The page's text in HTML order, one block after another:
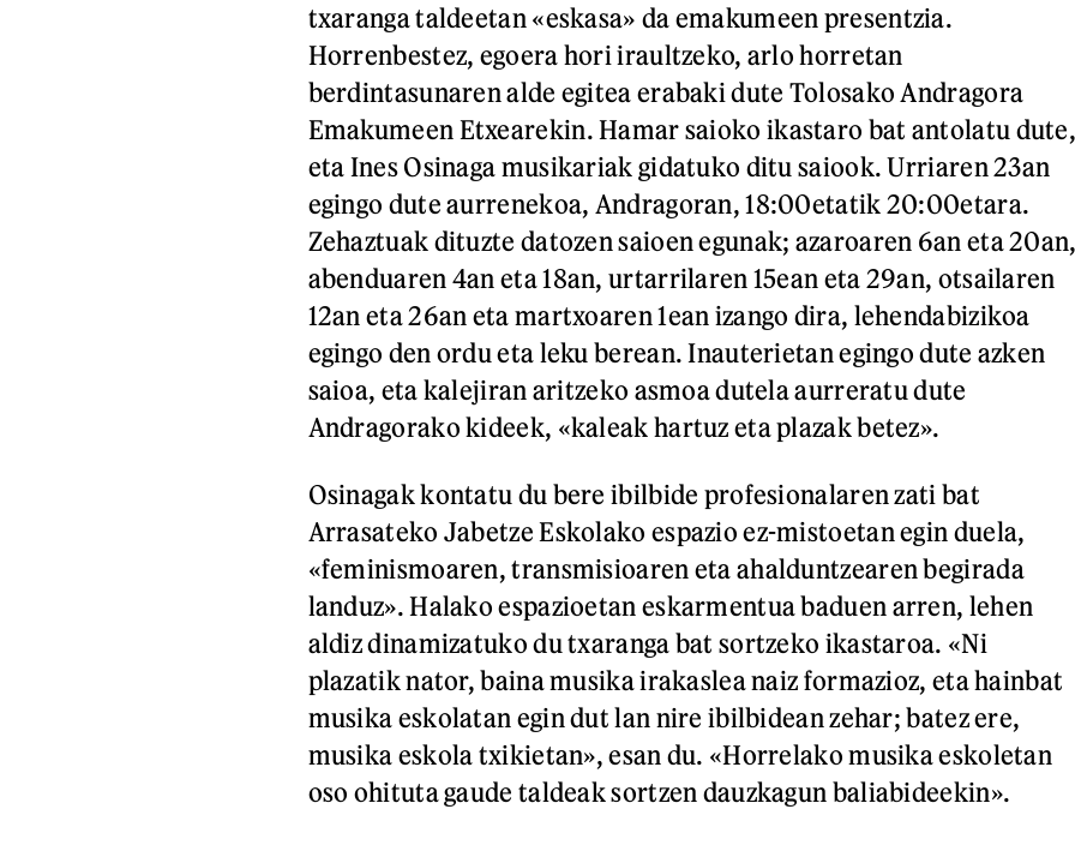
txaranga taldeetan «eskasa» da emakumeen presentzia.
Horrenbestez, egoera hori iraultzeko, arlo horretan
berdintasunaren alde egitea erabaki dute Tolosako Andragora
Emakumeen Etxearekin. Hamar saioko ikastaro bat antolatu
eta Ines Osinaga musikariak gidatuko ditu saiook. Urriaren 23an
egingo dute aurrenekoa, Andragoran, 18:00etatik 20:00etara.
Zehaztuak dituzte datozen saioen egunak; azaroaren 6an eta
abenduaren 4an eta 18an, urtarrilaren 15ean eta 29an, otsailaren
12an eta 26an eta martxoaren 1ean izango dira, lehendabizikoa
egingo den ordu eta leku berean. Inauterietan egingo dute azken
saioa, eta kalejiran aritzeko asmoa dutela aurreratu dute
Andragorako kideek, «kaleak hartuz eta plazak betez».
Osinagak kontatu du bere ibilbide profesionalaren zati bat
Arrasateko Jabetze Eskolako espazio ez-mistoetan egin duela,
«feminismoaren, transmisioaren eta ahalduntzearen begirada
landuz». Halako espazioetan eskarmentua baduen arren, lehen
aldiz dinamizatuko du txaranga bat sortzeko ikastaroa. «Ni
plazatik nator, baina musika irakaslea naiz formazioz, eta hainbat
musika eskolatan egin dut lan nire ibilbidean zehar; batez ere,
musika eskola txikietan», esan du. «Horrelako musika eskoletan
oso ohituta gaude taldeak sortzen dauzkagun baliabideekin».